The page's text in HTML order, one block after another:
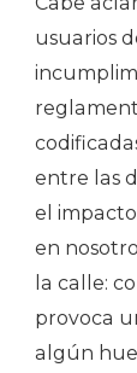
usuarios
entre las
el
en
la calle:
provoca
algún